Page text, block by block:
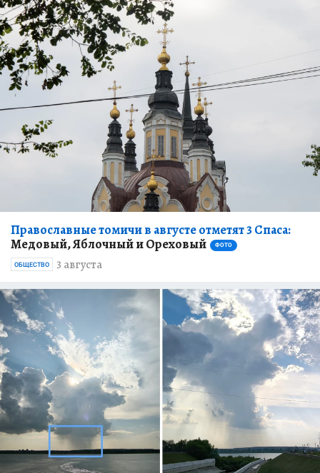
Православные томичи в августе отметят 3 Спаса:
Медовый, Яблочный и Ореховый
ФОТО
3 августа
ОБЩЕСТВО